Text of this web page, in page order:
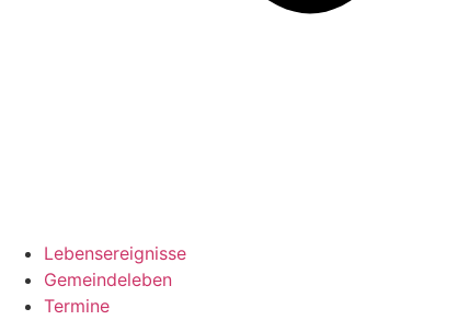
Lebensereignisse
Gemeindeleben
Termine